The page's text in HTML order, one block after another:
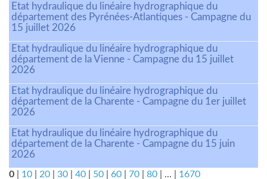
Etat hydraulique du linéaire hydrographique du
département des Pyrénées-Atlantiques - Campagne du
15 juillet 2026
Etat hydraulique du linéaire hydrographique du
département de la Vienne - Campagne du 15 juillet
2026
Etat hydraulique du linéaire hydrographique du
département de la Charente - Campagne du 1er juillet
2026
Etat hydraulique du linéaire hydrographique du
département de la Charente - Campagne du 15 juin
2026
0 10 20 30 40 50 60 70 80 ... 1670